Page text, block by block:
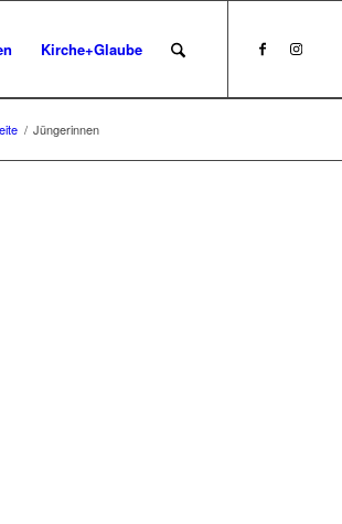
Kirche+Glaube
/ Jüngerinnen